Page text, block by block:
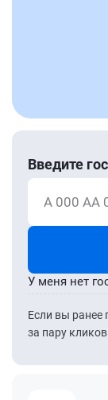
Введите
А 000 АА
Если вы ранее
за пару кликов
У меня нет